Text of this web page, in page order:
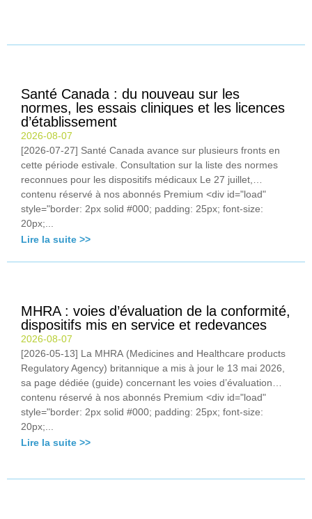
Santé Canada : du nouveau sur les
normes, les essais cliniques et les licences
d’établissement
2026-08-07
[2026-07-27] Santé Canada avance sur plusieurs fronts en
cette période estivale. Consultation sur la liste des normes
reconnues pour les dispositifs médicaux Le 27 juillet,…
contenu réservé à nos abonnés Premium <div id="load"
style="border: 2px solid #000; padding: 25px; font-size:
20px;...
Lire la suite >>
MHRA : voies d’évaluation de la conformité,
dispositifs mis en service et redevances
2026-08-07
[2026-05-13] La MHRA (Medicines and Healthcare products
Regulatory Agency) britannique a mis à jour le 13 mai 2026,
sa page dédiée (guide) concernant les voies d’évaluation…
contenu réservé à nos abonnés Premium <div id="load"
style="border: 2px solid #000; padding: 25px; font-size:
20px;...
Lire la suite >>